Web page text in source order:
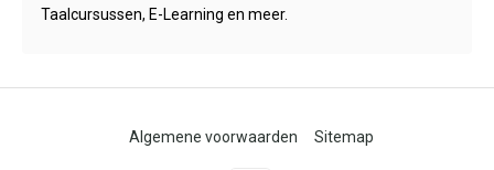
Taalcursussen, E-Learning en meer.
Algemene voorwaarden Sitemap